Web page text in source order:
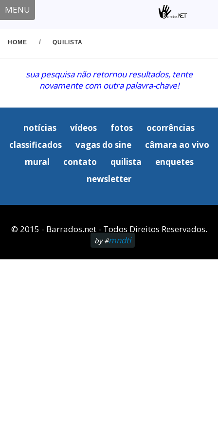
MENU
HOME / QUILISTA
sua pesquisa não retornou resultados, tente
novamente com outra palavra-chave!
notícias vídeos fotos
ocorrências
classificados
vagas do sine
câmara ao vivo
mural
contato quilista
enquetes
newsletter
© 2015 - Barrados.net - Todos Direitos Reservados.
by #mndti